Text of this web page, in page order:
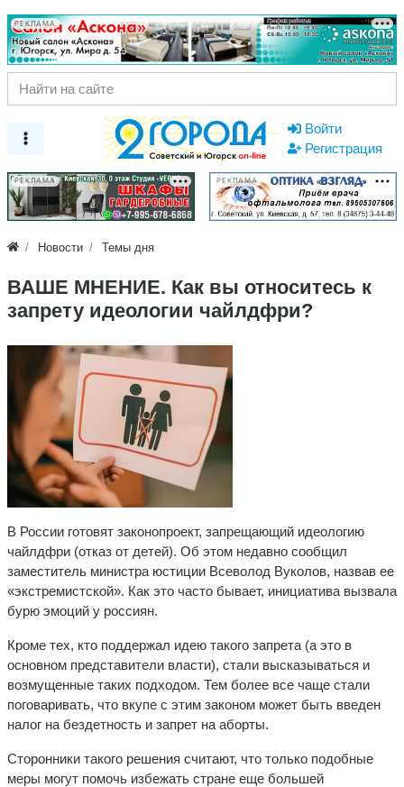
РЕКЛАМА
Войти
Регистрация
РЕКЛАМА РЕКЛАМА
Новости Темы дня
​ВАШЕ МНЕНИЕ. Как вы относитесь к
запрету идеологии чайлдфри?
В России готовят законопроект, запрещающий идеологию
чайлдфри (отказ от детей). Об этом недавно сообщил
заместитель министра юстиции Всеволод Вуколов, назвав ее
«экстремистской». Как это часто бывает, инициатива вызвала
бурю эмоций у россиян.
Кроме тех, кто поддержал идею такого запрета (а это в
основном представители власти), стали высказываться и
возмущенные таких подходом. Тем более все чаще стали
поговаривать, что вкупе с этим законом может быть введен
налог на бездетность и запрет на аборты.
Сторонники такого решения считают, что только подобные
меры могут помочь избежать стране еще большей